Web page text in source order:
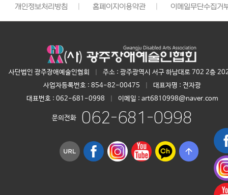
개인정보처리방침 홈페이지이용약관 이메일무단수집거
사단법인 광주장애예술인협회
주소 : 광주광역시 서구 하남대로 702 2층
사업자등록번호 : 854-82-00475 대표자명 : 전자광
대표번호 : 062-681-0998 이메일 : art6810998@naver.com
문의전화 062-681-0998
arrow_upward